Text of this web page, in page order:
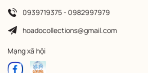
0939719375 - 0982997979
hoadocollections@gmail.com
Mạng xã hội